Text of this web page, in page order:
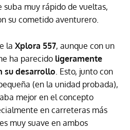
muy rápido de vueltas,
su cometido aventurero.
la Xplora 557, aunque con un
ha parecido ligeramente
su desarrollo. Esto, junto con
(en la unidad probada),
mejor en el concepto
en carreteras más
muy suave en ambos